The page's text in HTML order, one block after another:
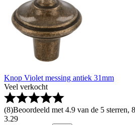
Knop Violet messing antiek 31mm
Veel verkocht
(8)Beoordeeld met 4.9 van de 5 sterren,
3.29